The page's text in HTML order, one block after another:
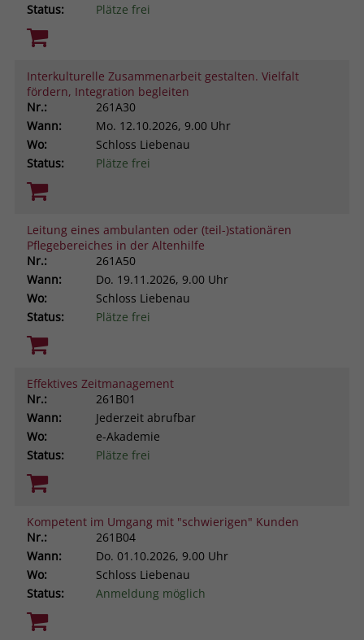
Status:
Plätze frei
Interkulturelle Zusammenarbeit gestalten. Vielfalt
fördern, Integration begleiten
Nr.:
261A30
Wann:
Mo. 12.10.2026, 9.00 Uhr
Wo:
Schloss Liebenau
Status:
Plätze frei
Leitung eines ambulanten oder (teil-)stationären
Pflegebereiches in der Altenhilfe
Nr.:
261A50
Wann:
Do. 19.11.2026, 9.00 Uhr
Wo:
Schloss Liebenau
Status:
Plätze frei
Effektives Zeitmanagement
Nr.:
261B01
Wann:
Jederzeit abrufbar
Wo:
e-Akademie
Status:
Plätze frei
Kompetent im Umgang mit "schwierigen" Kunden
Nr.:
261B04
Wann:
Do. 01.10.2026, 9.00 Uhr
Wo:
Schloss Liebenau
Status:
Anmeldung möglich